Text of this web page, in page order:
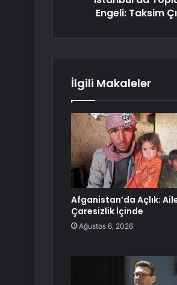
Engeli: Taksim
İlgili Makaleler
Afganistan’da Açlık:
Çaresizlik İçinde
Ağustos 6, 2026